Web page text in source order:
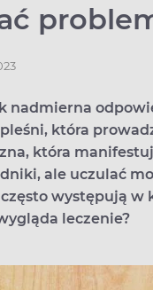
nadmierna
która
która
ale uczulać
występują w
leczenie?